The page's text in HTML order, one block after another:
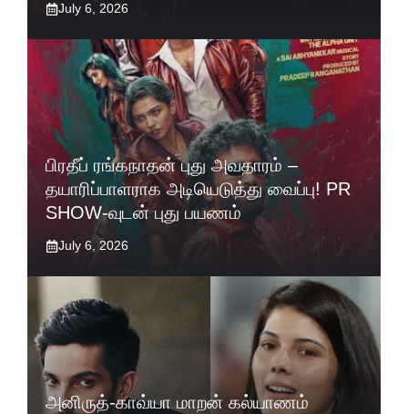
July 6, 2026
பிரதீப் ரங்கநாதன் புது அவதாரம் –
தயாரிப்பாளராக அடியெடுத்து வைப்பு! PR
SHOW-வுடன் புது பயணம்
July 6, 2026
அனிருத்-காவ்யா மாறன் கல்யாணம்